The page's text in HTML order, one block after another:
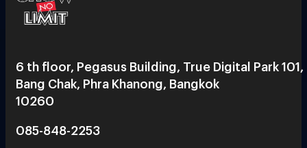
6 th floor, Pegasus Building, True Digital Park 101,
Bang Chak, Phra Khanong, Bangkok
10260
085-848-2253